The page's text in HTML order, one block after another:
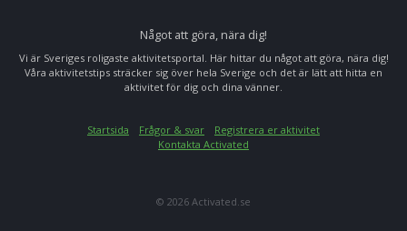
Något att göra, nära dig!
Vi är Sveriges roligaste aktivitetsportal. Här hittar du något att göra, nära dig!
Våra aktivitetstips sträcker sig över hela Sverige och det är lätt att hitta en
aktivitet för dig och dina vänner.
Startsida Frågor & svar
Registrera er aktivitet
Kontakta Activated
© 2026 Activated.se